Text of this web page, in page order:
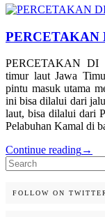
PERCETAKAN
PERCETAKAN DI
timur laut Jawa
pintu masuk utama
ini bisa dilalui dari
laut, bisa dilalui dari
Pelabuhan Kamal di
Continue reading→
Search
for:
FOLLOW ON